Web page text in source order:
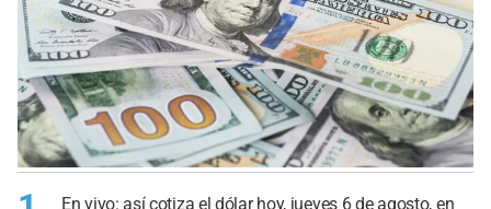
En vivo: así cotiza el dólar hoy, jueves 6 de agosto, en